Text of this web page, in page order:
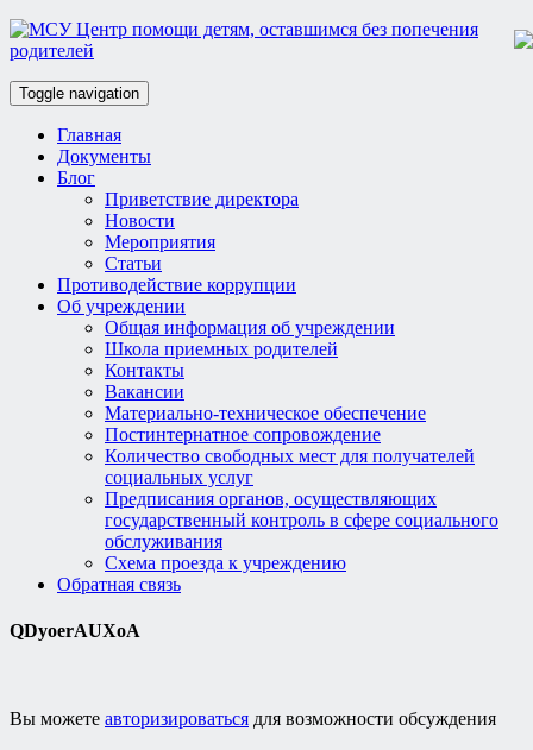
Toggle navigation
Главная
Документы
Блог
Приветствие директора
Новости
Мероприятия
Статьи
Противодействие коррупции
Об учреждении
Общая информация об учреждении
Школа приемных родителей
Контакты
Вакансии
Материально-техническое обеспечение
Постинтернатное сопровождение
Количество свободных мест для получателей
социальных услуг
Предписания органов, осуществляющих
государственный контроль в сфере социального
обслуживания
Схема проезда к учреждению
Обратная связь
QDyoerAUXoA
Вы можете авторизироваться для возможности обсуждения